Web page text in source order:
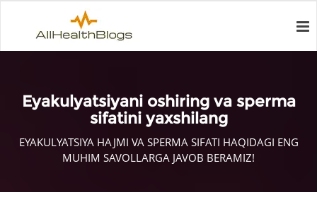
Eyakulyatsiyani oshiring va sperma
sifatini yaxshilang
EYAKULYATSIYA HAJMI VA SPERMA SIFATI HAQIDAGI ENG
MUHIM SAVOLLARGA JAVOB BERAMIZ!